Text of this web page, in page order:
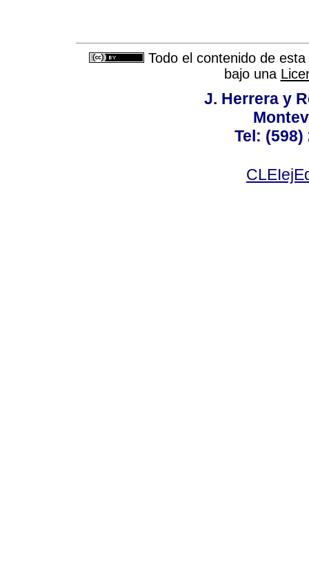
Todo el contenido de
bajo una
J. Herrera y
Tel: (598)